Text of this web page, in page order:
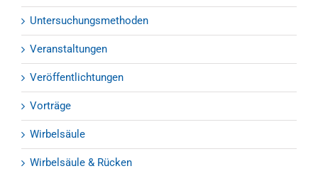
Untersuchungsmethoden
Veranstaltungen
Veröffentlichtungen
Vorträge
Wirbelsäule
Wirbelsäule & Rücken